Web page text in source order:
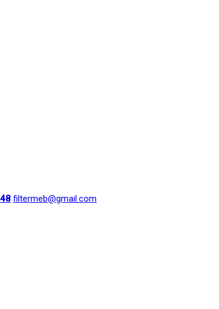
filtermeb@gmail.com